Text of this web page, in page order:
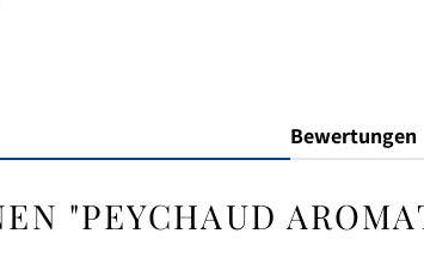
Bewertungen
"PEYCHAUD